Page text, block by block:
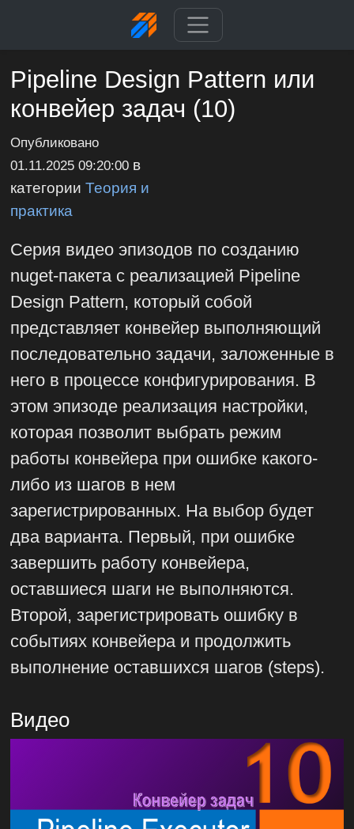
Pipeline Design Pattern или
конвейер задач (10)
Опубликовано
01.11.2025 09:20:00 в
категорииТеория и
практика
Серия видео эпизодов по созданию
nuget-пакета с реализацией Pipeline
Design Pattern, который собой
представляет конвейер выполняющий
последовательно задачи, заложенные в
него в процессе конфигурирования. В
этом эпизоде реализация настройки,
которая позволит выбрать режим
работы конвейера при ошибке какого-
либо из шагов в нем
зарегистрированных. На выбор будет
два варианта. Первый, при ошибке
завершить работу конвейера,
оставшиеся шаги не выполняются.
Второй, зарегистрировать ошибку в
событиях конвейера и продолжить
выполнение оставшихся шагов (steps).
Видео